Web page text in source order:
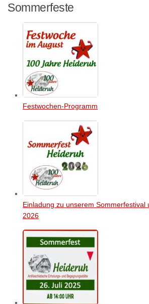
Sommerfeste
Festwochen-Programm
Einladung zu unserem Sommerfestival
2026